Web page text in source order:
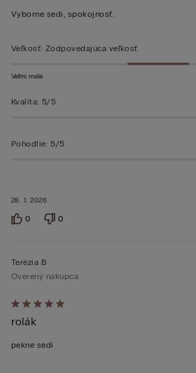
z 5
28. 1. 2026
Vyborne sedi, spokojnosť.
Veľkosť: Zodpovedajúca veľkosť
Veľmi malé
Kvalita: 5/5
Pohodlie: 5/5
0 0
Hodnotenie:
5
z 5
Terézia B
Overený nákupca
rolák
pekne sedí